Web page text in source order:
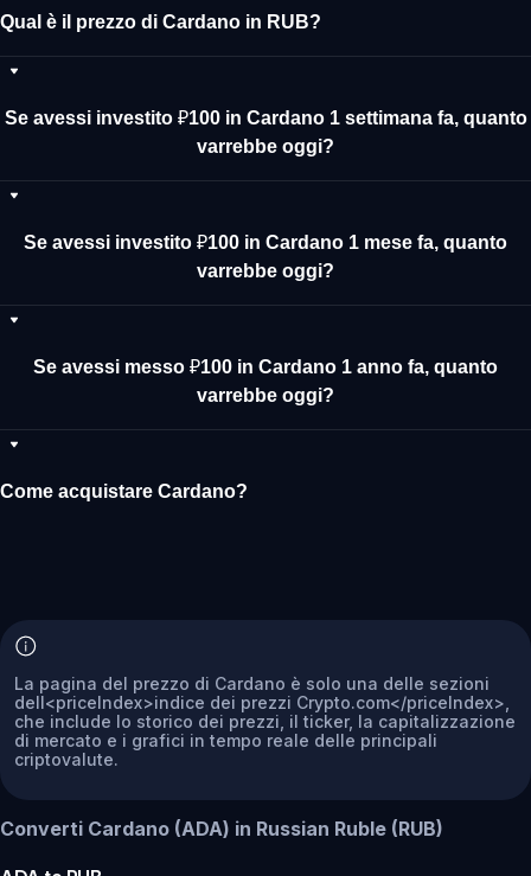
Qual è il prezzo di Cardano in RUB?
Se avessi investito ₽100 in Cardano 1 settimana fa, quanto
varrebbe oggi?
Se avessi investito ₽100 in Cardano 1 mese fa, quanto
varrebbe oggi?
Se avessi messo ₽100 in Cardano 1 anno fa, quanto
varrebbe oggi?
Come acquistare Cardano?
La pagina del prezzo di Cardano è solo una delle sezioni
dell<priceIndex>indice dei prezzi Crypto.com</priceIndex>,
che include lo storico dei prezzi, il ticker, la capitalizzazione
di mercato e i grafici in tempo reale delle principali
criptovalute.
Converti Cardano (ADA) in Russian Ruble (RUB)